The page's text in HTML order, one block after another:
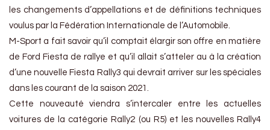
les changements d’appellations et de définitions techniques
voulus par la Fédération Internationale de l’Automobile.
M-Sport a fait savoir qu’il comptait élargir son offre en matière
de Ford Fiesta de rallye et qu’il allait s’atteler au à la création
d’une nouvelle Fiesta Rally3 qui devrait arriver sur les spéciales
dans les courant de la saison 2021.
Cette nouveauté viendra s’intercaler entre les actuelles
voitures de la catégorie Rally2 (ou R5) et les nouvelles Rally4